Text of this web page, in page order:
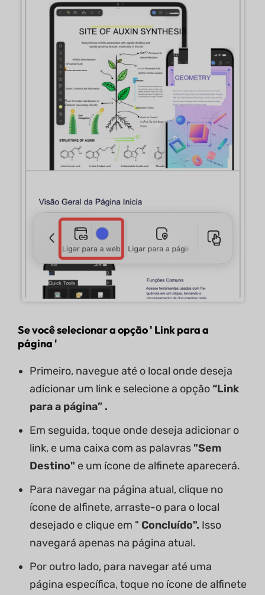
Se você selecionara opção ' Link para a
página '
Primeiro, navegue até o local onde deseja
adicionar um link e selecione a opção “Link
para a página” .
Em seguida, toque onde deseja adicionar o
link, e uma caixa com as palavras "Sem
Destino" e um ícone de alfinete aparecerá.
Para navegar na página atual, clique no
ícone de alfinete, arraste-o para o local
desejado e clique em " Concluído". Isso
navegará apenas na página atual.
Por outro lado, para navegar até uma
página específica, toque no ícone de alfinete